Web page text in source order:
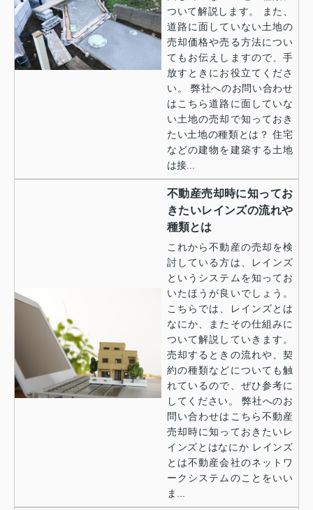
ついて解説します。 また、
道路に面していない土地の
売却価格や売る方法につい
てもお伝えしますので、手
放すときにお役立てくださ
い。 弊社へのお問い合わせ
はこちら道路に面していな
い土地の売却で知っておき
たい土地の種類とは？ 住宅
などの建物を建築する土地
は接...
不動産売却時に知ってお
きたいレインズの流れや
種類とは
これから不動産の売却を検
討している方は、レインズ
というシステムを知ってお
いたほうが良いでしょう。
こちらでは、レインズとは
なにか、またその仕組みに
ついて解説していきます。
売却するときの流れや、契
約の種類などについても触
れているので、ぜひ参考に
してください。 弊社へのお
問い合わせはこちら不動産
売却時に知っておきたいレ
インズとはなにか レインズ
とは不動産会社のネットワ
ークシステムのことをいい
ま...